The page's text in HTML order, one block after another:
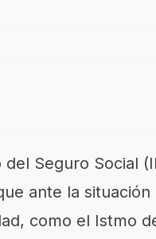
Seguro Social
ante la
como el Istmo